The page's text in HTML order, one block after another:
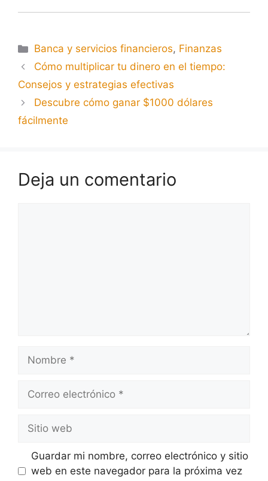
Banca y servicios financieros, Finanzas
Cómo multiplicar tu dinero en el tiempo:
Consejos y estrategias efectivas
Descubre cómo ganar $1000 dólares
fácilmente
Deja un comentario
Guardar mi nombre, correo electrónico y sitio
web en este navegador para la próxima vez